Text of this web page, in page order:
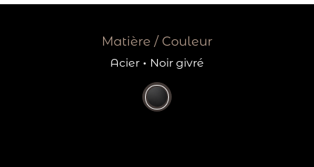
Matière / Couleur
Acier · Noir givré